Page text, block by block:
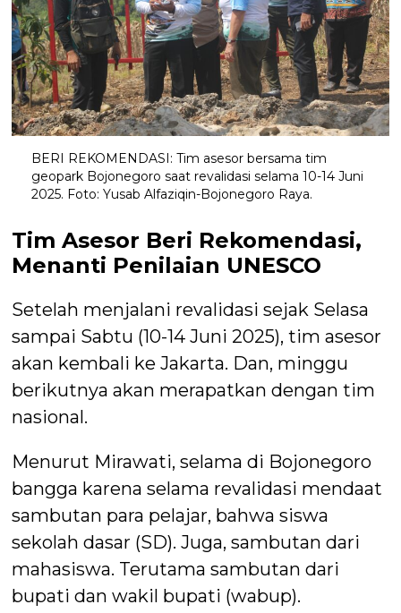
BERI REKOMENDASI: Tim asesor bersama tim
geopark Bojonegoro saat revalidasi selama 10-14 Juni
2025. Foto: Yusab Alfaziqin-Bojonegoro Raya.
Tim Asesor Beri Rekomendasi,
Menanti Penilaian UNESCO
Setelah menjalani revalidasi sejak Selasa
sampai Sabtu (10-14 Juni 2025), tim asesor
akan kembali ke Jakarta. Dan, minggu
berikutnya akan merapatkan dengan tim
nasional.
Menurut Mirawati, selama di Bojonegoro
bangga karena selama revalidasi mendaat
sambutan para pelajar, bahwa siswa
sekolah dasar (SD). Juga, sambutan dari
mahasiswa. Terutama sambutan dari
bupati dan wakil bupati (wabup).